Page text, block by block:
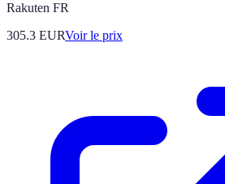
Rakuten FR
305.3 EURVoir le prix